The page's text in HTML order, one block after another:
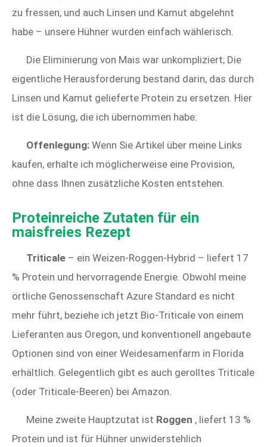
zu fressen, und auch Linsen und Kamut abgelehnt
habe – unsere Hühner wurden einfach wählerisch.
Die Eliminierung von Mais war unkompliziert; Die
eigentliche Herausforderung bestand darin, das durch
Linsen und Kamut gelieferte Protein zu ersetzen. Hier
ist die Lösung, die ich übernommen habe:
Offenlegung: Wenn Sie Artikel über meine Links
kaufen, erhalte ich möglicherweise eine Provision,
ohne dass Ihnen zusätzliche Kosten entstehen.
Proteinreiche Zutaten für ein
maisfreies Rezept
Triticale – ein Weizen-Roggen-Hybrid – liefert 17
% Protein und hervorragende Energie. Obwohl meine
örtliche Genossenschaft Azure Standard es nicht
mehr führt, beziehe ich jetzt Bio-Triticale von einem
Lieferanten aus Oregon, und konventionell angebaute
Optionen sind von einer Weidesamenfarm in Florida
erhältlich. Gelegentlich gibt es auch gerolltes Triticale
(oder Triticale-Beeren) bei Amazon.
Meine zweite Hauptzutat ist Roggen , liefert 13 %
Protein und ist für Hühner unwiderstehlich